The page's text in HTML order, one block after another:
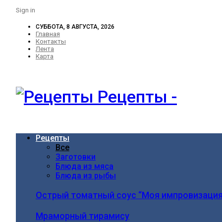
Sign in
СУББОТА, 8 АВГУСТА, 2026
Главная
Контакты
Лента
Карта
Рецепты -
Рецепты
Все
Заготовки
Блюда из мяса
Блюда из рыбы
Острый томатный соус “Моя
Мраморный тирамису